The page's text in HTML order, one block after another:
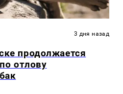
3 дня назад
продолжается
отлову